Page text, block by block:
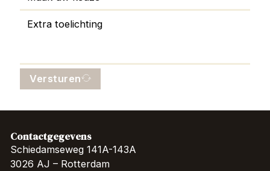
Versturen
Contactgegevens
Schiedamseweg 141A-143A
3026 AJ – Rotterdam